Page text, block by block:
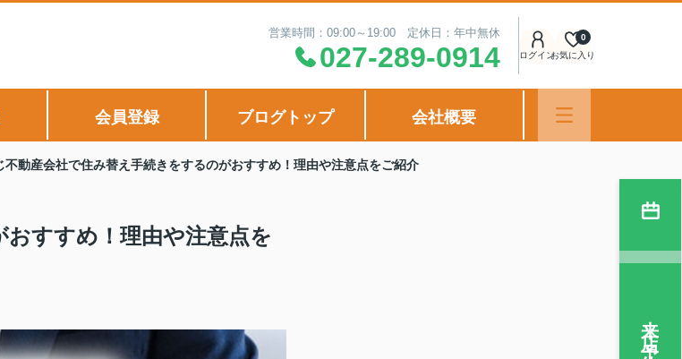
営業時間：09:00～19:00 定休日：年中無休
027-289-0914 ログインお気に入り
0
会員登録 ブログトップ 会社概要
不動産会社で住み替え手続きをするのがおすすめ！理由や注意点をご紹介
すすめ！理由や注意点を
来店予約